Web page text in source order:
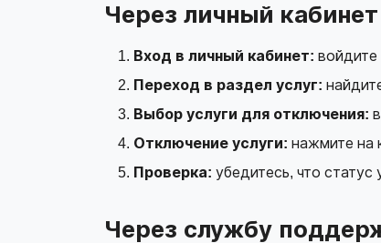
Через личный кабинет
Вход в личный кабинет: войдите
Переход в раздел услуг:
Выбор услуги для отключения:
Отключение услуги: нажмите на
Проверка: убедитесь, что
Через службу